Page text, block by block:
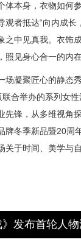
体本身，衣物如何
观者抵达“向内成长
之中见真我。衣饰
见身心合一的内在
凝聚匠心的静态
合举办的系列女性
先锋，从多维视角
牌冬季新品暨20周
于时间、美学与
发布首轮人